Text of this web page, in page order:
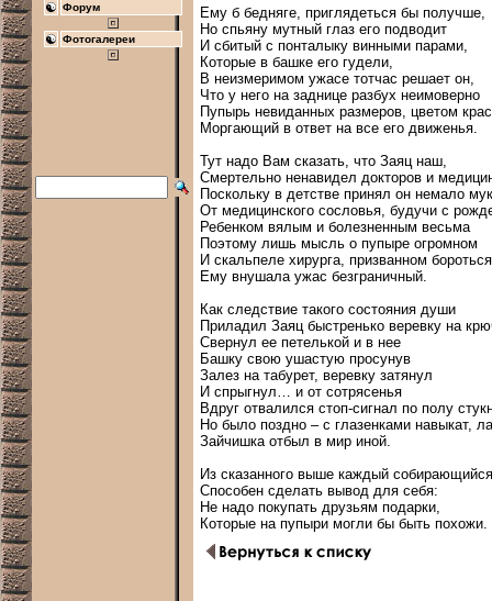
Форум
Фотогалереи
Ему б бедняге, приглядеться бы получше,
Но спьяну мутный глаз его подводит
И сбитый с понталыку винными парами,
Которые в башке его гудели,
В неизмеримом ужасе тотчас решает он,
Что у него на заднице разбух неимоверно
Пупырь невиданных размеров, цветом
Моргающий в ответ на все его движенья.
Тут надо Вам сказать, что Заяц наш,
Смертельно ненавидел докторов и
Поскольку в детстве принял он немало мук
От медицинского сословья, будучи с
Ребенком вялым и болезненным весьма
Поэтому лишь мысль о пупыре огромном
И скальпеле хирурга, призванном
Ему внушала ужас безграничный.
Как следствие такого состояния души
Приладил Заяц быстренько веревку на
Свернул ее петелькой и в нее
Башку свою ушастую просунув
Залез на табурет, веревку затянул
И спрыгнул… и от сотрясенья
Вдруг отвалился стоп-сигнал по полу
Но было поздно – с глазенками навыкат,
Зайчишка отбыл в мир иной.
Из сказанного выше каждый
Способен сделать вывод для себя:
Не надо покупать друзьям подарки,